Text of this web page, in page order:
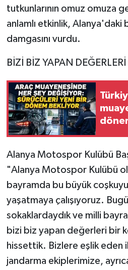
tutkunlarının omuz omuza
anlamlı etkinlik, Alanya'daki
damgasını vurdu.
​BİZİ BİZ YAPAN
​Alanya Motospor Kulübü
"Alanya Motospor Kulübü
bayramda bu büyük coşkuyu
yaşatmaya çalışıyoruz.
sokaklardaydık ve milli
bizi biz yapan değerleri bir
hissettik. Bizlere eşlik eden
jandarma ekiplerimize,